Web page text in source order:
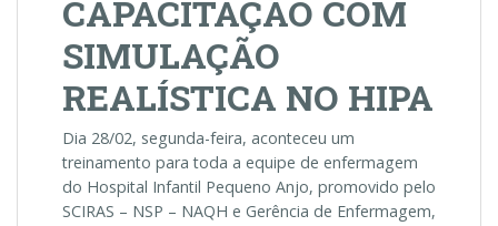
CAPACITAÇÃO COM
SIMULAÇÃO
REALÍSTICA NO HIPA
Dia 28/02, segunda-feira, aconteceu um
treinamento para toda a equipe de enfermagem
do Hospital Infantil Pequeno Anjo, promovido pelo
SCIRAS – NSP – NAQH e Gerência de Enfermagem,